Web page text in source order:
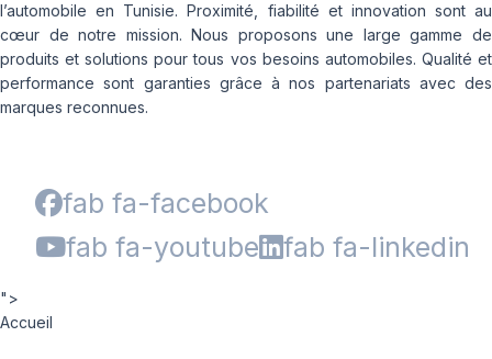
l’automobile en Tunisie. Proximité, fiabilité et innovation sont au
cœur de notre mission. Nous proposons une large gamme de
produits et solutions pour tous vos besoins automobiles. Qualité et
performance sont garanties grâce à nos partenariats avec des
marques reconnues.
fab fa-facebook
fab fa-youtube
fab fa-linkedin
">
Accueil